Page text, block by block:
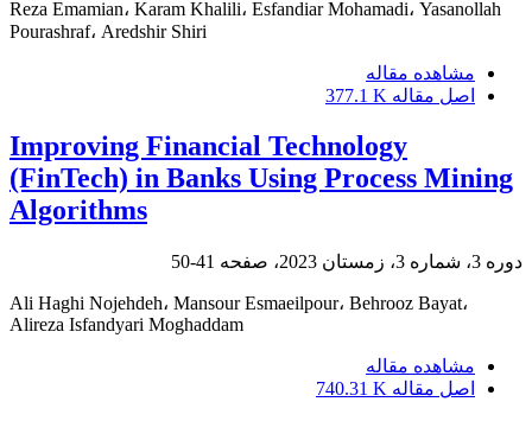
Reza Emamian، Karam Khalili، Esfandiar Mohamadi، Yasanollah
Pourashraf، Aredshir Shiri
مشاهده مقاله
اصل مقاله 377.1 K
Improving Financial Technology
(FinTech) in Banks Using Process Mining
Algorithms
دوره 3، شماره 3، زمستان 2023، صفحه 41-50
Ali Haghi Nojehdeh، Mansour Esmaeilpour، Behrooz Bayat،
Alireza Isfandyari Moghaddam
مشاهده مقاله
اصل مقاله 740.31 K